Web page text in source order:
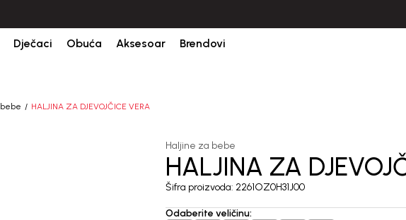
Dječaci Obuća Aksesoar Brendovi
HALJINA ZA DJEVOJČICE VERA
Haljine za bebe
HALJINA ZA
Šifra proizvoda: 2261OZ0H31J00
Odaberite veličinu: